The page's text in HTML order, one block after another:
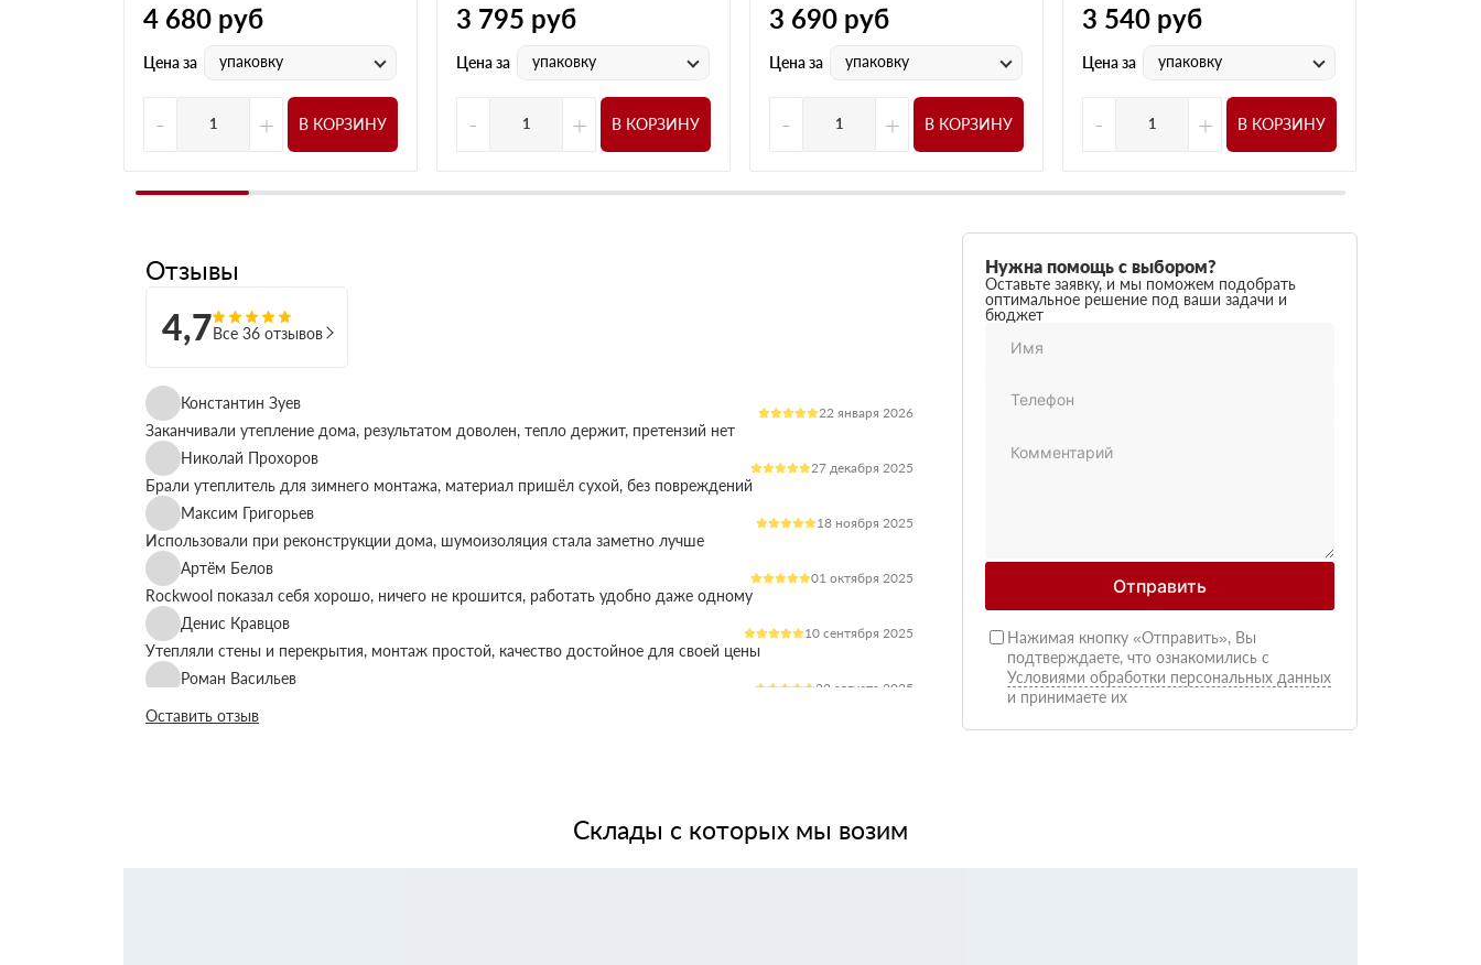
4 680 руб
Цена за упаковку
- + В КОРЗИНУ
3 795 руб
Цена за упаковку
- + В КОРЗИНУ
3 690 руб
Цена за упаковку
- + В КОРЗИНУ
3 540 руб
Цена за упаковку
- + В КОРЗИНУ
Отзывы
4,7Все 36 отзывов
Константин Зуев
22 января 2026
Заканчивали утепление дома, результатом доволен, тепло держит, претензий нет
Николай Прохоров
27 декабря 2025
Брали утеплитель для зимнего монтажа, материал пришёл сухой, без повреждений
Максим Григорьев
18 ноября 2025
Использовали при реконструкции дома, шумоизоляция стала заметно лучше
Артём Белов
01 октября 2025
Rockwool показал себя хорошо, ничего не крошится, работать удобно даже одному
Денис Кравцов
10 сентября 2025
Утепляли стены и перекрытия, монтаж простой, качество достойное для своей цены
Роман Васильев
22 августа 2025
Материал соответствует описанию, после утепления расходы на отопление стали ниже
Оставить отзыв
Нужна помощь с выбором?
Оставьте заявку, и мы поможем подобрать
оптимальное решение под ваши задачи и
бюджет
Отправить
Нажимая кнопку «Отправить», Вы
подтверждаете, что ознакомились с
Условиями обработки персональных данных
и принимаете их
Склады с которых мы возим